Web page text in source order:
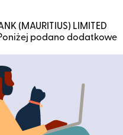
(MAURITIUS) LIMITED
podano dodatkowe